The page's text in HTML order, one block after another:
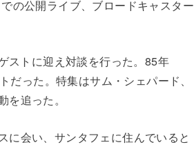
の公開ライブ、ブロードキャスター
ストに迎え対談を行った。85年
った。特集はサム・シェパード、
追った。
に会い、サンタフェに住んでいると